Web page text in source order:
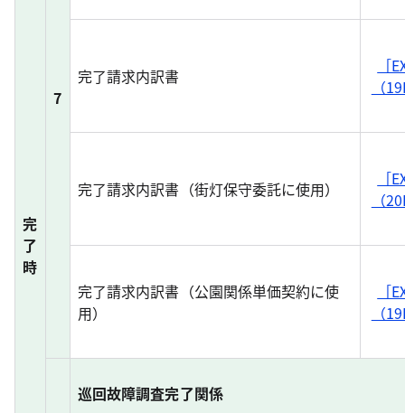
完
了
時
7
完了請求内訳書
［
（
完了請求内訳書（街灯保守委託に使用）
［
（
完了請求内訳書（公園関係単価契約に使
用）
［
（
巡回故障調査完了関係